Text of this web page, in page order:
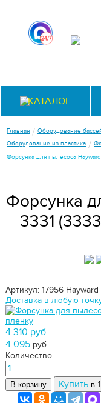
КАТАЛОГ
Главная / Оборудование
Оборудование из пластика /
Форсунка для пылесоса
Форсунка
3331
Артикул: 17956 Hayward
Доставка в любую
4 310 руб.
4 095 руб.
Количество
В корзину Купить в